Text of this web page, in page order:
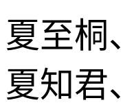
夏至桐
夏知君